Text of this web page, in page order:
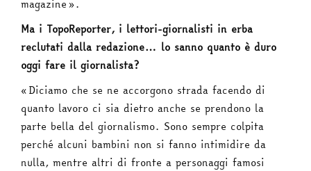
magazine».
Ma i TopoReporter, i lettori-giornalisti in erba
reclutati dalla redazione… lo sanno quanto è duro
oggi fare il giornalista?
«Diciamo che se ne accorgono strada facendo di
quanto lavoro ci sia dietro anche se prendono la
parte bella del giornalismo. Sono sempre colpita
perché alcuni bambini non si fanno intimidire da
nulla, mentre altri di fronte a personaggi famosi